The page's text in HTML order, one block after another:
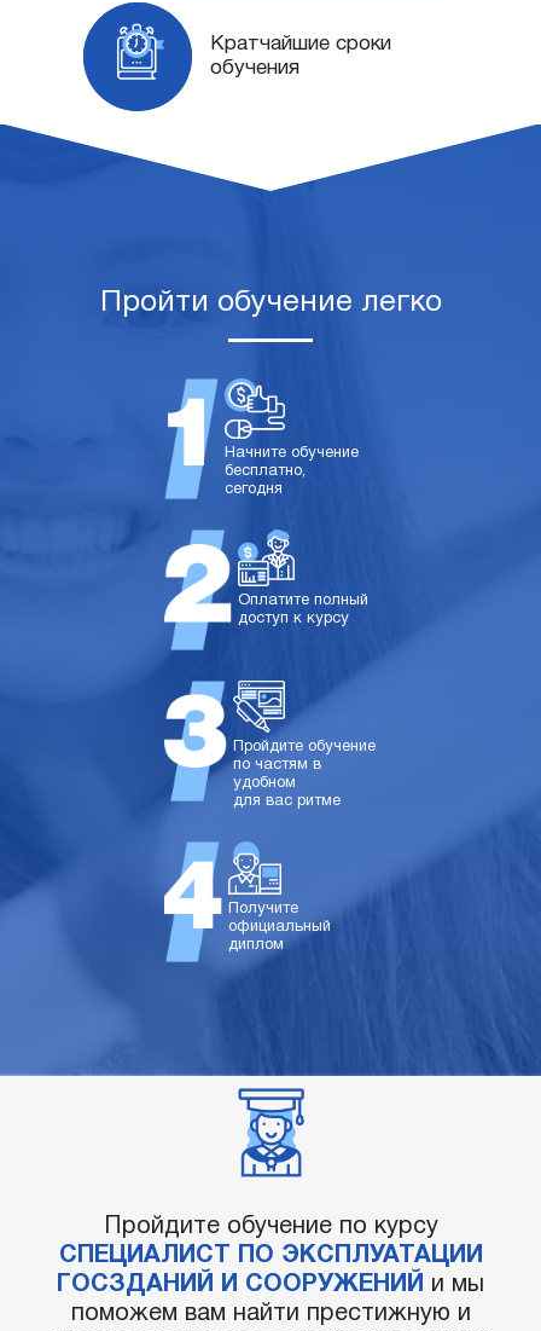
Кратчайшие сроки
обучения
Пройти обучение легко
Начните обучение
бесплатно,
сегодня
Оплатите полный
доступ к курсу
Пройдите обучение
по частям в
удобном
для вас ритме
Получите
официальный
диплом
Пройдите обучение по курсу
СПЕЦИАЛИСТ ПО ЭКСПЛУАТАЦИИ
ГОСЗДАНИЙ И СООРУЖЕНИЙ и мы
поможем вам найти престижную и